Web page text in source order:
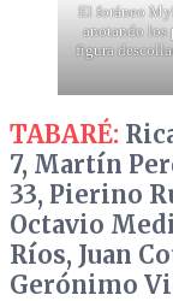
El foráneo
anotando los
figura
TABARÉ:
7, Martín
33, Pierino
Octavio
Ríos, Juan
Gerónimo